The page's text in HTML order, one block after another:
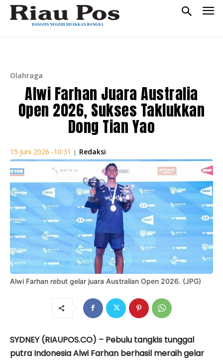
Olahraga
Alwi Farhan Juara Australia
Open 2026, Sukses Taklukkan
Dong Tian Yao
15 Juni 2026 -10:31 | Redaksi
Alwi Farhan rebut gelar juara Australian Open 2026. (JPG)
SYDNEY (RIAUPOS.CO) – Pebulu tangkis tunggal
putra Indonesia Alwi Farhan berhasil meraih gelar